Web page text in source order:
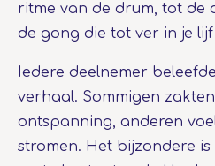
ritme van de drum, tot de
de gong die tot ver in je
Iedere deelnemer
verhaal. Sommigen
ontspanning, anderen
stromen. Het bijzondere